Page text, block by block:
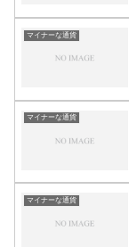
マイナーな通貨
マイナーな通貨
マイナーな通貨